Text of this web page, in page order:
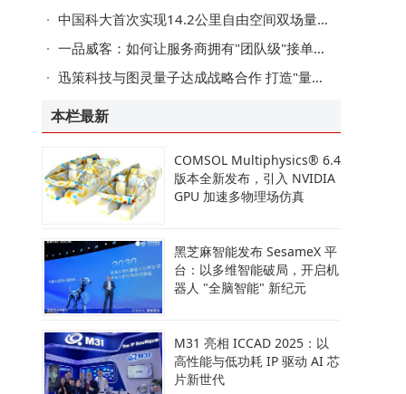
中国科大首次实现14.2公里自由空间双场量子密钥分发！ 赋同量子SNSPD核心助力实验
一品威客：如何让服务商拥有"团队级"接单能力？
迅策科技与图灵量子达成战略合作 打造"量子+Token 工厂"生态体系
本栏最新
COMSOL Multiphysics® 6.4
版本全新发布，引入 NVIDIA
GPU 加速多物理场仿真
黑芝麻智能发布 SesameX 平
台：以多维智能破局，开启机
器人 "全脑智能" 新纪元
M31 亮相 ICCAD 2025：以
高性能与低功耗 IP 驱动 AI 芯
片新世代